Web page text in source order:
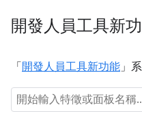
開發人員工具新
「開發人員工具新功能 」